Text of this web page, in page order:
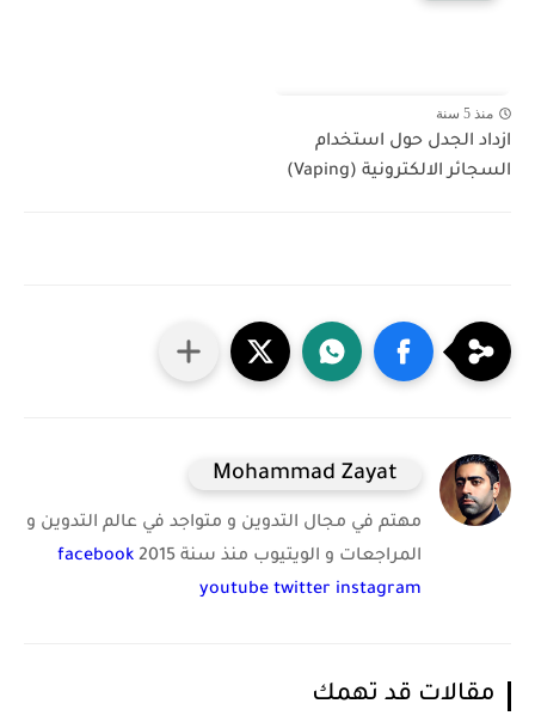
منذ 5 سنة
ازداد الجدل حول استخدام
السجائر الالكترونية (Vaping)
Mohammad Zayat
مهتم في مجال التدوين و متواجد في عالم التدوين و
المراجعات و الويتيوب منذ سنة 2015
facebook
youtube twitter instagram
مقالات قد تهمك